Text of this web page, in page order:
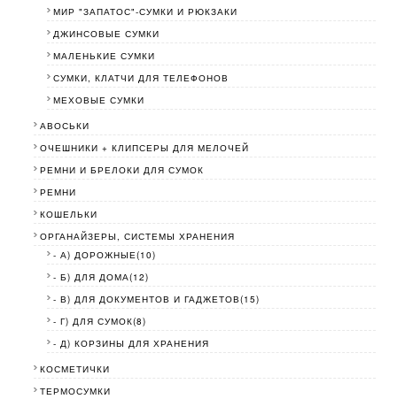
МИР "ЗАПАТОС"-СУМКИ И РЮКЗАКИ
ДЖИНСОВЫЕ СУМКИ
МАЛЕНЬКИЕ СУМКИ
СУМКИ, КЛАТЧИ ДЛЯ ТЕЛЕФОНОВ
МЕХОВЫЕ СУМКИ
АВОСЬКИ
ОЧЕШНИКИ + КЛИПСЕРЫ ДЛЯ МЕЛОЧЕЙ
РЕМНИ И БРЕЛОКИ ДЛЯ СУМОК
РЕМНИ
КОШЕЛЬКИ
ОРГАНАЙЗЕРЫ, СИСТЕМЫ ХРАНЕНИЯ
- А) ДОРОЖНЫЕ(10)
- Б) ДЛЯ ДОМА(12)
- В) ДЛЯ ДОКУМЕНТОВ И ГАДЖЕТОВ(15)
- Г) ДЛЯ СУМОК(8)
- Д) КОРЗИНЫ ДЛЯ ХРАНЕНИЯ
КОСМЕТИЧКИ
ТЕРМОСУМКИ